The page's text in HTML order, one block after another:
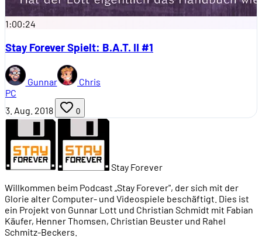
1:00:24
Stay Forever Spielt: B.A.T. II #1
Gunnar
Chris
PC
3. Aug. 2018
0
Stay Forever
Willkommen beim Podcast „Stay Forever", der sich mit der
Glorie alter Computer- und Videospiele beschäftigt. Dies ist
ein Projekt von Gunnar Lott und Christian Schmidt mit Fabian
Käufer, Henner Thomsen, Christian Beuster und Rahel
Schmitz-Beckers.